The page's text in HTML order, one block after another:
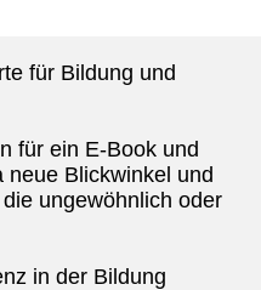
für Bildung und
für ein E-Book und
neue Blickwinkel und
ungewöhnlich oder
in der Bildung